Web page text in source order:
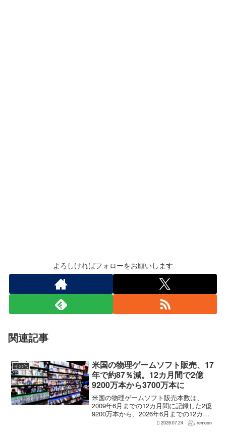
よろしければフォローをお願いします
関連記事
その他
米国の物理ゲームソフト販売、17
年で約87％減。12カ月間で2億
9200万本から3700万本に
米国の物理ゲームソフト販売本数は、
2009年6月までの12カ月間に記録した2億
9200万本から、2026年6月までの12カ月
間には3700万本まで減少した。市場調査
2026.07.24 remoon